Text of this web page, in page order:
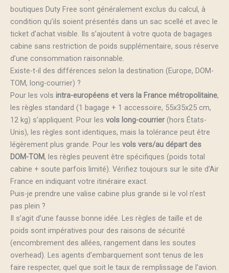
boutiques Duty Free sont généralement exclus du calcul, à
condition qu’ils soient présentés dans un sac scellé et avec le
ticket d’achat visible. Ils s’ajoutent à votre quota de bagages
cabine sans restriction de poids supplémentaire, sous réserve
d’une consommation raisonnable.
Existe-t-il des différences selon la destination (Europe, DOM-
TOM, long-courrier) ?
Pour les vols intra-européens et vers la France métropolitaine,
les règles standard (1 bagage + 1 accessoire, 55x35x25 cm,
12 kg) s’appliquent. Pour les vols long-courrier (hors États-
Unis), les règles sont identiques, mais la tolérance peut être
légèrement plus grande. Pour les vols vers/au départ des
DOM-TOM, les règles peuvent être spécifiques (poids total
cabine + soute parfois limité). Vérifiez toujours sur le site d’Air
France en indiquant votre itinéraire exact.
Puis-je prendre une valise cabine plus grande si le vol n’est
pas plein ?
Il s’agit d’une fausse bonne idée. Les règles de taille et de
poids sont impératives pour des raisons de sécurité
(encombrement des allées, rangement dans les soutes
overhead). Les agents d’embarquement sont tenus de les
faire respecter, quel que soit le taux de remplissage de l’avion.